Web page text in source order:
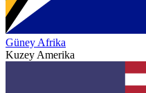
Güney Afrika
Kuzey Amerika